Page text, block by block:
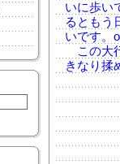
いに歩い
るともう
いです。
この大
きなり揉